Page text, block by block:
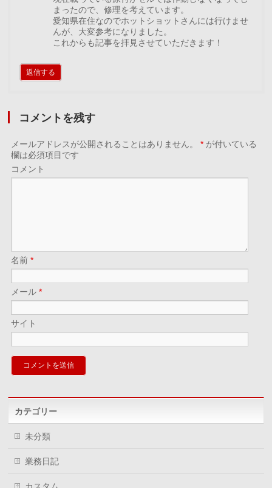
まったので、修理を考えています。
愛知県在住なのでホットショットさんには行けませ
んが、大変参考になりました。
これからも記事を拝見させていただきます！
返信する
コメントを残す
メールアドレスが公開されることはありません。 * が付いている
欄は必須項目です
コメント
名前*
メール*
サイト
カテゴリー
未分類
業務日記
カスタム